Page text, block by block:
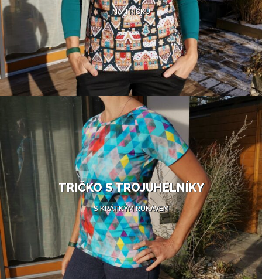
NA TRIČKU
TRIČKO S TROJUHELNÍKY
S KRÁTKÝM RUKÁVEM